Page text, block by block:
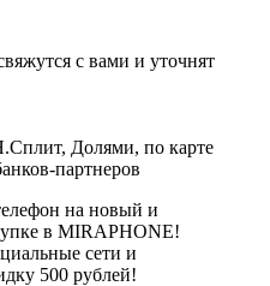
с вами и уточнят
Долями, по карте
партнеров
на новый и
в MIRAPHONE!
сети и
500 рублей!